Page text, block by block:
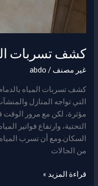
كشف تسربات
غير مصنف /
abdo
كشف تسربات المياه
التي تواجه المنازل
مؤثرة، لكن مع مرور
التحتية، وارتفاع فواتير
السكان.ومع أن تسرب المياه
من الحالات
قراءة المزيد »